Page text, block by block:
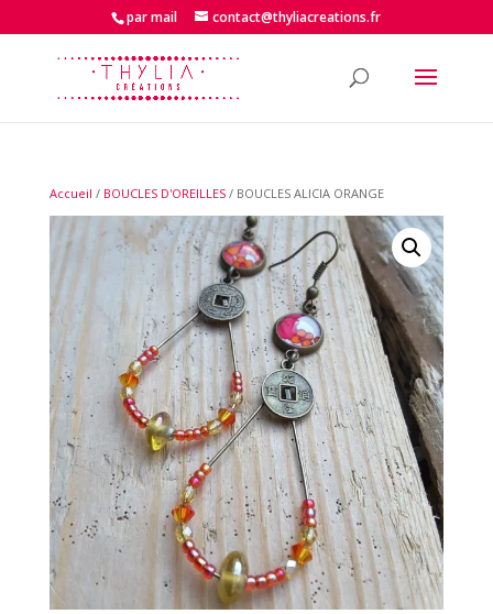
par mail contact@thyliacreations.fr
Accueil / BOUCLES D'OREILLES/ BOUCLES ALICIA ORANGE